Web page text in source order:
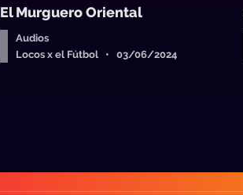
El Murguero Oriental
Audios
Locos x el Fútbol • 03/06/2024